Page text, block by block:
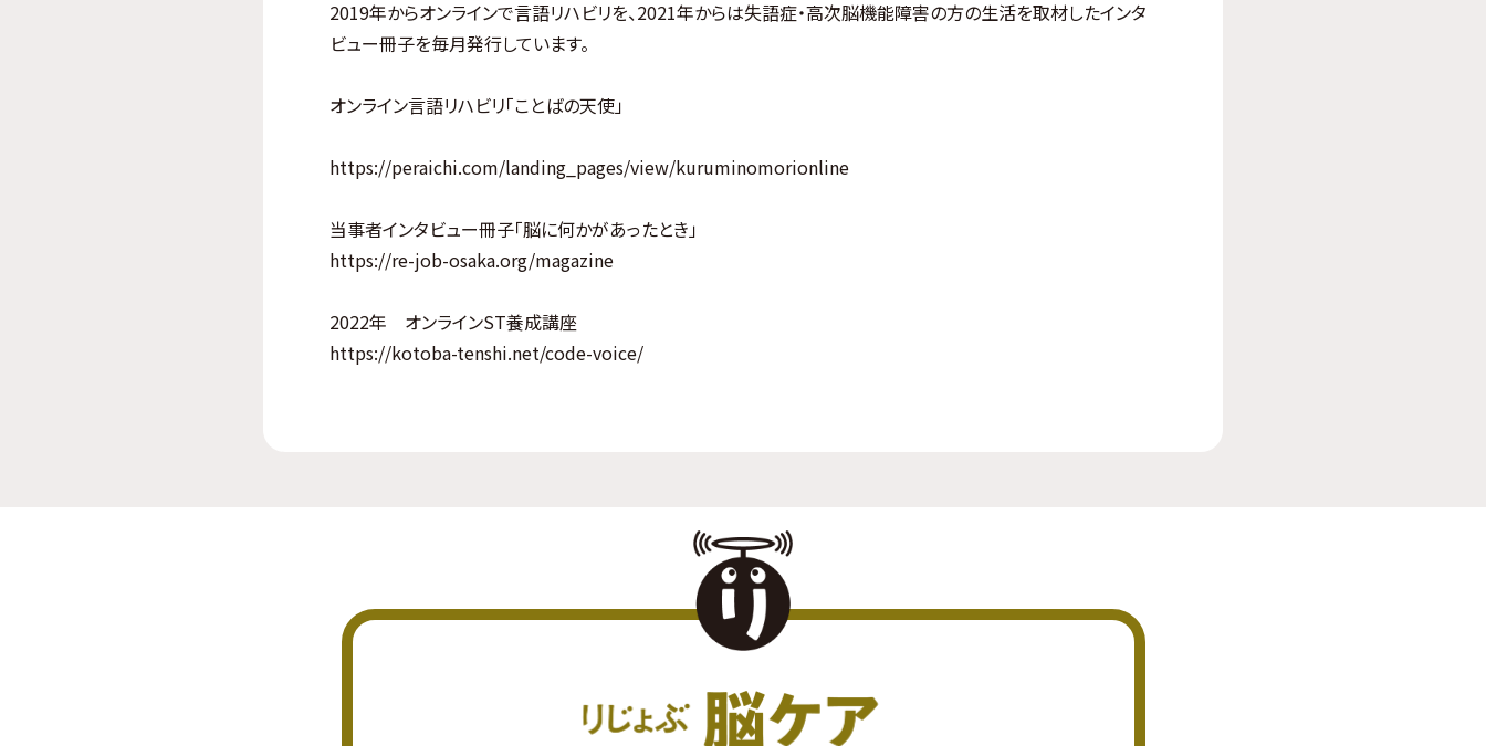
2019年からオンラインで言語リハビリを、2021年からは失語症・高次脳機能障害の方の生活を取材したインタ
ビュー冊子を毎月発行しています。
オンライン言語リハビリ「ことばの天使」
https://peraichi.com/landing_pages/view/kuruminomorionline
当事者インタビュー冊子「脳に何かがあったとき」
https://re-job-osaka.org/magazine
2022年 オンラインST養成講座
https://kotoba-tenshi.net/code-voice/